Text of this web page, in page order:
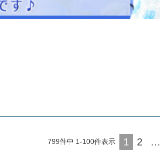
ジュエリー 音楽雑貨
799件中 1-100件表示 1 2 …